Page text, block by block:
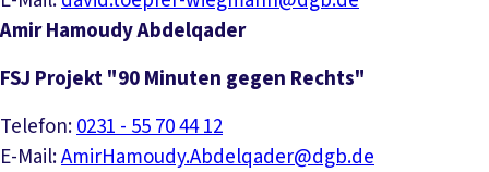
Amir Hamoudy Abdelqader
FSJ Projekt "90 Minuten gegen Rechts"
Telefon:0231 - 55 70 44 12
E-Mail:AmirHamoudy.Abdelqader@dgb.de